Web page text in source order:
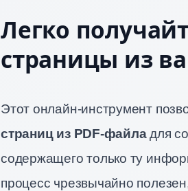
Легко
страницы из
Этот онлайн-инструмент
страниц из PDF-файладля
содержащего только ту
процесс чрезвычайно